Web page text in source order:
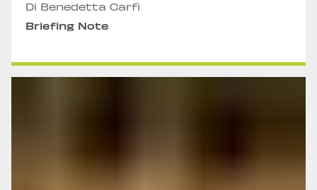
Di Benedetta Carfì
Briefing Note